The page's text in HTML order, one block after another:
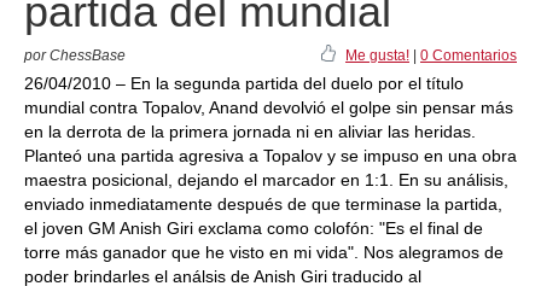
partida del mundial
por ChessBase Me gusta! 0 Comentarios
26/04/2010 – En la segunda partida del duelo por el título
mundial contra Topalov, Anand devolvió el golpe sin pensar más
en la derrota de la primera jornada ni en aliviar las heridas.
Planteó una partida agresiva a Topalov y se impuso en una obra
maestra posicional, dejando el marcador en 1:1. En su análisis,
enviado inmediatamente después de que terminase la partida,
el joven GM Anish Giri exclama como colofón: "Es el final de
torre más ganador que he visto en mi vida". Nos alegramos de
poder brindarles el análsis de Anish Giri traducido al